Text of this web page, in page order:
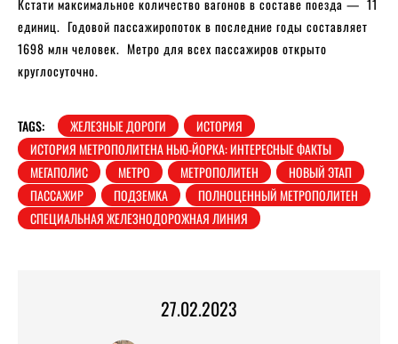
Кстати максимальное количество вагонов в составе поезда — 11
единиц. Годовой пассажиропоток в последние годы составляет
1698 млн человек. Метро для всех пассажиров открыто
круглосуточно.
TAGS: ЖЕЛЕЗНЫЕ ДОРОГИ
ИСТОРИЯ
ИСТОРИЯ МЕТРОПОЛИТЕНА НЬЮ-ЙОРКА: ИНТЕРЕСНЫЕ ФАКТЫ
МЕГАПОЛИС
МЕТРО МЕТРОПОЛИТЕН
НОВЫЙ ЭТАП
ПАССАЖИР
ПОДЗЕМКА
ПОЛНОЦЕННЫЙ МЕТРОПОЛИТЕН
СПЕЦИАЛЬНАЯ ЖЕЛЕЗНОДОРОЖНАЯ ЛИНИЯ
27.02.2023